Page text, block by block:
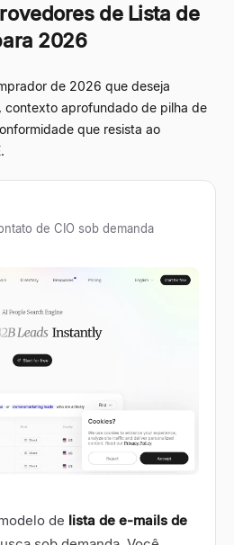
de Lista de
2026
de 2026 que deseja
contexto aprofundado de pilha de
que resista ao
de CIO sob demanda
de lista de e-mails de